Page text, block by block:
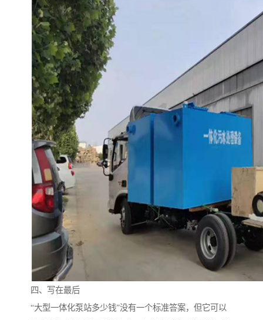
四、写在最后
“大型一体化泵站多少钱”没有一个标准答案，但它可以